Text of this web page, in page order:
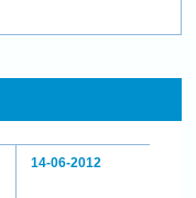
14-06-2012